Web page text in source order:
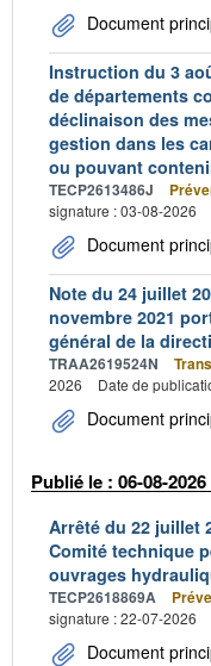
Document
Instruction du 3
de départements
déclinaison des
gestion dans les
ou pouvant
TECP2613486J
signature : 03-08-2026
Document
Note du 24 juillet
novembre 2021
général de la
TRAA2619524N
2026
Date de
Document
Publié le : 06-08-2026
Arrêté du 22 juillet
Comité technique
ouvrages
TECP2618869A
signature : 22-07-2026
Document